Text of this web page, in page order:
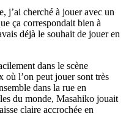
j’ai cherché à jouer avec un
ça correspondait bien à
déjà le souhait de jouer en
dans le scène
où l’on peut jouer sont très
dans la rue en
du monde, Masahiko jouait
claire accrochée en